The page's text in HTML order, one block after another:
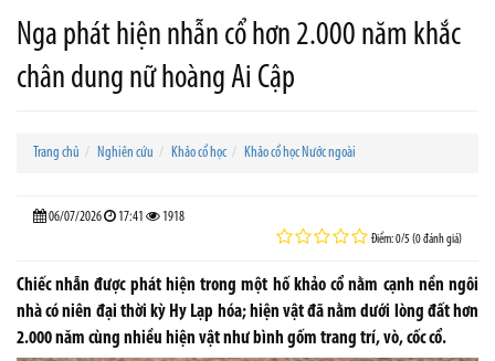
Nga phát hiện nhẫn cổ hơn 2.000 năm khắc
chân dung nữ hoàng Ai Cập
Trang chủ Nghiên cứu Khảo cổ học Khảo cổ học Nước ngoài
06/07/2026 17:41 1918
Điểm: 0/5 (0 đánh giá)
Chiếc nhẫn được phát hiện trong một hố khảo cổ nằm cạnh nền ngôi
nhà có niên đại thời kỳ Hy Lạp hóa; hiện vật đã nằm dưới lòng đất hơn
2.000 năm cùng nhiều hiện vật như bình gốm trang trí, vò, cốc cổ.